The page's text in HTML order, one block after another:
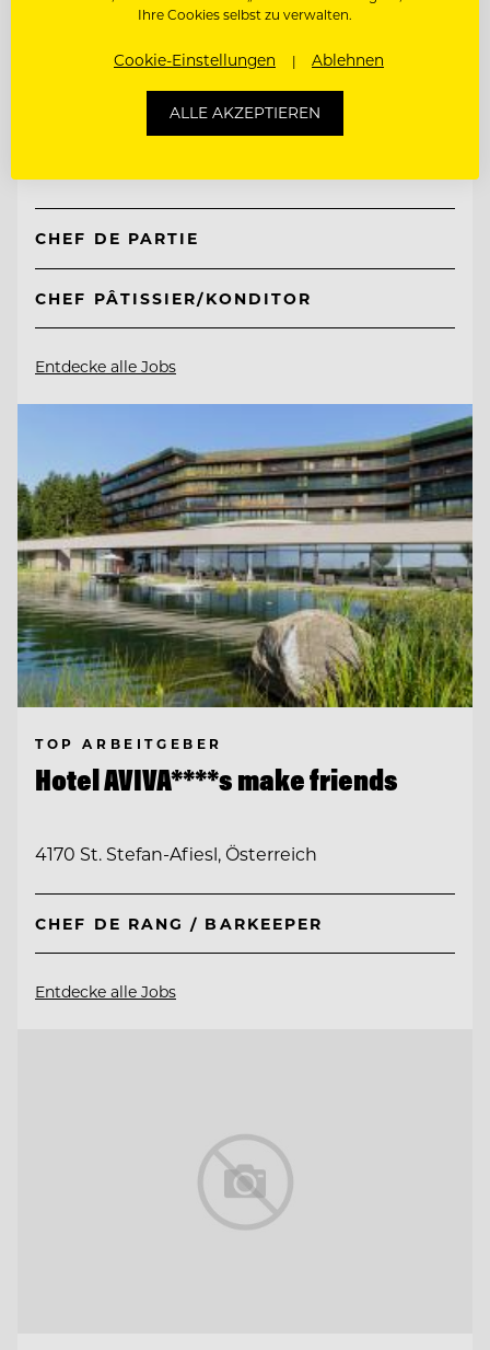
TOP ARBEITGEBER
Genusshotel Sackmann
CHEF DE PARTIE
CHEF PÂTISSIER/KONDITOR
Entdecke alle Jobs
TOP ARBEITGEBER
Hotel AVIVA****s make friends
4170 St. Stefan-Afiesl, Österreich
CHEF DE RANG / BARKEEPER
Entdecke alle Jobs
Ihre Cookies selbst zu verwalten.
Cookie-Einstellungen Ablehnen
ALLE AKZEPTIEREN